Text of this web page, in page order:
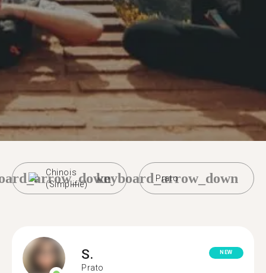
Chinois
(Simplifié)
Prato
keyboard_arrow_down
S.
Prato
NEW